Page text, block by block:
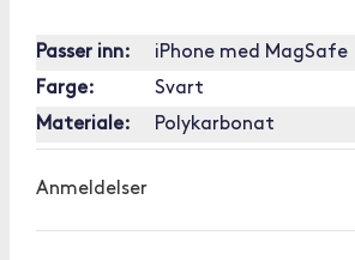
Passer inn:
iPhone med MagSafe
Farge:
Svart
Materiale:
Polykarbonat
Anmeldelser